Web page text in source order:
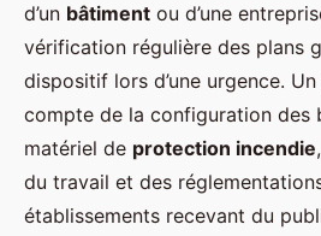
d’un bâtiment ou d’une
vérification régulière des plans
dispositif lors d’une urgence.
compte de la configuration des
matériel de protection incendie
du travail et des
établissements recevant du